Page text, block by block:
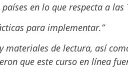
en lo que respecta a las
para implementar.”
materiales de lectura, así
que este curso en línea